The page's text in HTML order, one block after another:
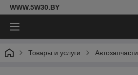
WWW.5W30.BY
Товары и услуги Автозапчасти